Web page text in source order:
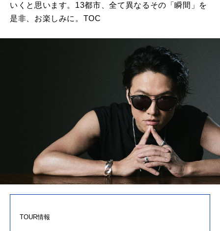
いくと思います。13都市、全て異なるその「瞬間」を
是非、お楽しみに。TOC
TOUR情報